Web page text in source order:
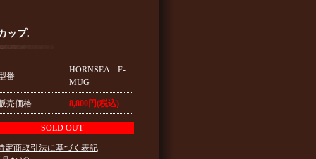
ップ.
番
HORNSEA F-
MUG
売価格 8,800円(税込)
SOLD OUT
定商取引法に基づく表記